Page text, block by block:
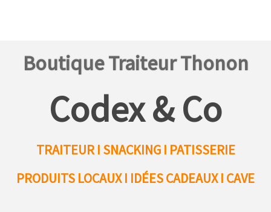
Boutique Traiteur Thonon
Codex & Co
TRAITEUR I SNACKING I PATISSERIE
PRODUITS LOCAUXI IDÉES CADEAUX I CAVE